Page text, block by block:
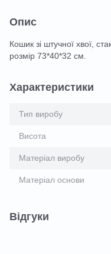
Опис
Кошик зі штучної хвої,
розмір 73*40*32 см.
Характеристики
Тип виробу
Висота
Матеріал виробу
Матеріал основи
Відгуки